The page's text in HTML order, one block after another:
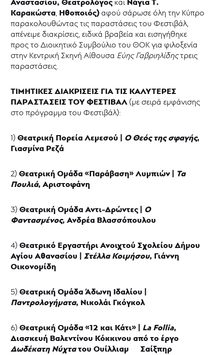
και
Καρακώστα, Ηθοποιός) αφού σάρωσε όλη την Κύπρο
παρακολουθώντας τις παραστάσεις του Φεστιβάλ,
απένειμε διακρίσεις, ειδικά βραβεία και εισηγήθηκε
προς το Διοικητικό Συμβούλιο του ΘΟΚ για φιλοξενία
στην Κεντρική Σκηνή Αίθουσα Εύης Γαβριηλίδηςτρεις
παραστάσεις.
ΤΙΜΗΤΙΚΕΣ ΔΙΑΚΡΙΣΕΙΣ ΓΙΑ ΤΙΣ ΚΑΛΥΤΕΡΕΣ
ΠΑΡΑΣΤΑΣΕΙΣ ΤΟΥ ΦΕΣΤΙΒΑΛ (με σειρά εμφάνισης
στο πρόγραμμα του Φεστιβάλ):
1)Θεατρική Πορεία Λεμεσού | Ο Θεός της σφαγής,
Γιασμίνα Ρεζά
2)Θεατρική Ομάδα «Παράβαση» Λυμπιών | Τα
Πουλιά, Αριστοφάνη
3)Θεατρική Ομάδα Αντι-Δρώντες | Ο
Φαντασμένος, Ανδρέα Βλασσόπουλου
4)Θεατρικό Εργαστήρι Ανοιχτού Σχολείου Δήμου
Αγίου Αθανασίου |Στέλλα Κοιμήσου, Γιάννη
Οικονομίδη
5)Θεατρική Ομάδα Άδωνη Ιδαλίου |
Παντρολογήματα, Νικολάι Γκόγκολ
6)Θεατρική Ομάδα «12 και Κάτι» | La Follia,
Διασκευή Βαλεντίνου Κόκκινου από το έργο
Δωδέκατη Νύχτατου Ουίλλιαμ Σαίξπηρ
Θεάτρου
Θεατρική
γραφή
Θεατρικό
Καταφύγιο
Θεατρικό
Επιχορηγήσεις
ΘΥΜΕΛΗ